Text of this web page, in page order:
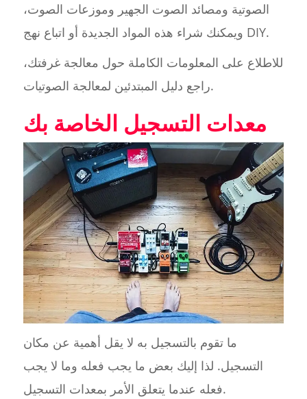
الصوتية ومصائد الصوت الجهير وموزعات الصوت،
ويمكنك شراء هذه المواد الجديدة أو اتباع نهج DIY.
للاطلاع على المعلومات الكاملة حول معالجة غرفتك،
راجع دليل المبتدئين لمعالجة الصوتيات.
معدات التسجيل الخاصة بك
ما تقوم بالتسجيل به لا يقل أهمية عن مكان
التسجيل. لذا إليك بعض ما يجب فعله وما لا يجب
فعله عندما يتعلق الأمر بمعدات التسجيل.